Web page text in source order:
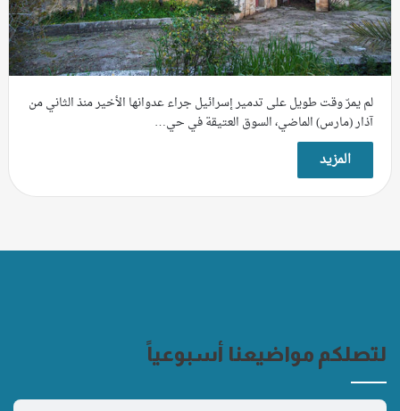
لم يمرّ وقت طويل على تدمير إسرائيل جراء عدوانها الأخير منذ الثاني من
آذار (مارس) الماضي، السوق العتيقة في حي…
المزيد
لتصلكم مواضيعنا أسبوعياً